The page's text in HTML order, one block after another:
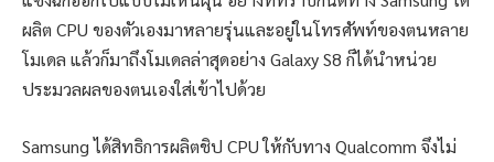
ผลิต CPU ของตัวเองมาหลายรุ่นและอยู่ในโทรศัพท์ของตนหลาย
โมเดล แล้วก็มาถึงโมเดลล่าสุดอย่าง Galaxy S8 ก็ได้นำหน่วย
ประมวลผลของตนเองใส่เข้าไปด้วย
Samsung ได้สิทธิการผลิตชิป CPU ให้กับทาง Qualcomm จึงไม่